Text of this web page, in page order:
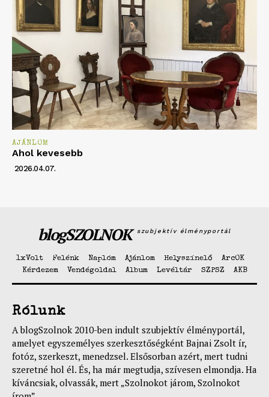
AJÁNLOM
Ahol kevesebb
2026.04.07.
blogSZOLNOK szubjektív élményportál
1xVolt Felénk Naplóm Ajánlom Helyszínelő
ArcOK
Kérdezem
Vendégoldal Album Levéltár SZPSZ AKB
Rólunk
A blogSzolnok 2010-ben indult szubjektív élményportál,
amelyet egyszemélyes szerkesztőségként Bajnai Zsolt ír,
fotóz, szerkeszt, menedzsel. Elsősorban azért, mert tudni
szeretné hol él. És, ha már megtudja, szívesen elmondja. Ha
kíváncsiak, olvassák, mert „Szolnokot járom, Szolnokot